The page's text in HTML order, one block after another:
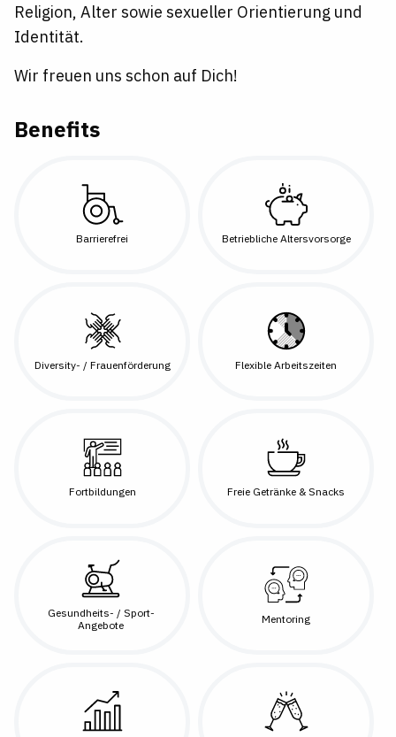
Religion, Alter sowie sexueller Orientierung und
Identität.
Wir freuen uns schon auf Dich!
Benefits
Barrierefrei Betriebliche Altersvorsorge
Diversity- / Frauenförderung Flexible Arbeitszeiten
Fortbildungen Freie Getränke & Snacks
Gesundheits- / Sport-
Angebote
Mentoring